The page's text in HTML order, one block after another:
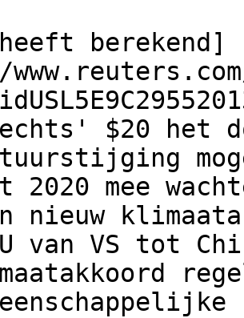
berekend]
$20 het
mee
nieuw
van VS tot